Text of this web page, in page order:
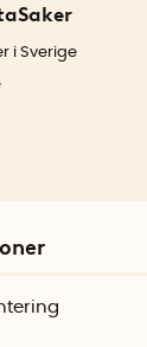
i Sverige